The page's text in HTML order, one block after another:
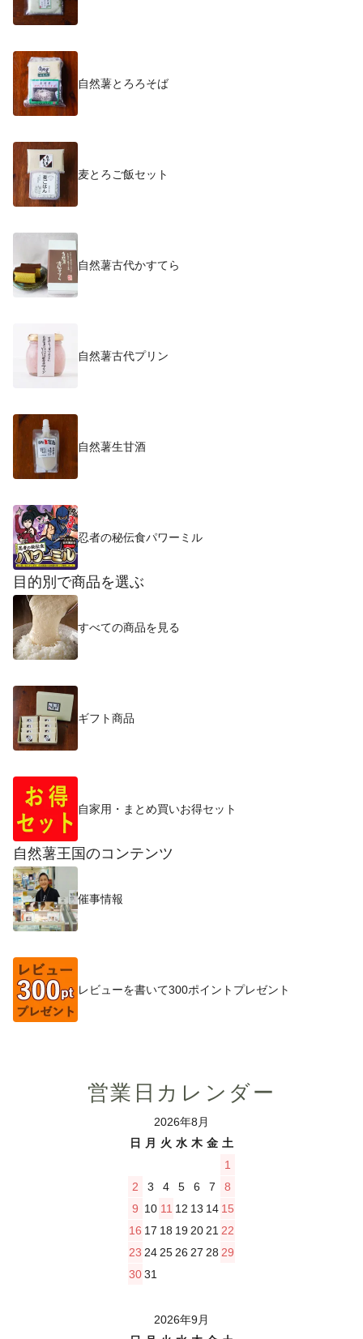
自然薯とろろそば
麦とろご飯セット
自然薯古代かすてら
自然薯古代プリン
自然薯生甘酒
忍者の秘伝食パワーミル
目的別で商品を選ぶ
すべての商品を見る
ギフト商品
自家用・まとめ買いお得セット
自然薯王国のコンテンツ
催事情報
レビューを書いて300ポイントプレゼント
営業日カレンダー
2026年8月
日
月 火 水 木 金 土
1
2
3 4 5 6 7
8
9 10 11 12 13 14 15
16 17 18 19 20 21 22
23 24 25 26 27 28 29
3031
2026年9月